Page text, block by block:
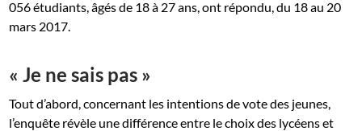
056 étudiants, âgés de 18 à 27 ans, ont répondu, du 18 au 20
mars 2017.
« Je ne sais pas »
Tout d’abord, concernant les intentions de vote des jeunes,
l’enquête révèle une différence entre le choix des lycéens et